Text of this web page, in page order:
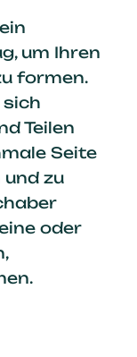
um Ihren
formen.
sich
Teilen
Seite
und zu
oder